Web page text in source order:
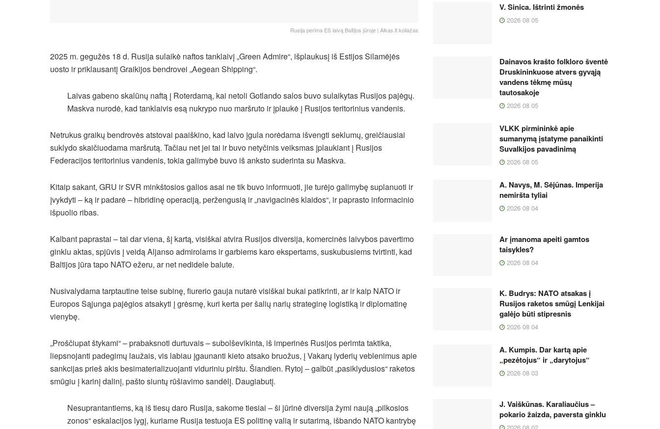
Rusija perima ES laivą Baltijos jūroje | Alkas.lt koliažas
2025 m. gegužės 18 d. Rusija sulaikė naftos tanklaivį „Green Admire“, išplaukusį iš Estijos Silamėjės
uosto ir priklausantį Graikijos bendrovei „Aegean Shipping“.
Laivas gabeno skalūnų naftą į Roterdamą, kai netoli Gotlando salos buvo sulaikytas Rusijos pajėgų.
Maskva nurodė, kad tanklaivis esą nukrypo nuo maršruto ir įplaukė į Rusijos teritorinius vandenis.
Netrukus graikų bendrovės atstovai paaiškino, kad laivo įgula norėdama išvengti seklumų, greičiausiai
suklydo skaičiuodama maršrutą. Tačiau net jei tai ir buvo netyčinis veiksmas įplaukiant į Rusijos
Federacijos teritorinius vandenis, tokia galimybė buvo iš anksto suderinta su Maskva.
Kitaip sakant, GRU ir SVR minkštosios galios asai ne tik buvo informuoti, jie turėjo galimybę suplanuoti ir
įvykdyti – ką ir padarė – hibridinę operaciją, peržengusią ir „navigacinės klaidos“, ir paprasto informacinio
išpuolio ribas.
Kalbant paprastai – tai dar viena, šį kartą, visiškai atvira Rusijos diversija, komercinės laivybos pavertimo
ginklu aktas, spjūvis į veidą Aljanso admirolams ir garbiems karo ekspertams, suskubusiems tvirtinti, kad
Baltijos jūra tapo NATO ežeru, ar net nedidele balute.
Nusivalydama tarptautine teise subinę, fiurerio gauja nutarė visiškai bukai patikrinti, ar ir kaip NATO ir
Europos Sąjunga pajėgios atsakyti į grėsmę, kuri kerta per šalių narių strateginę logistiką ir diplomatinę
vienybę.
„Proščiupat štykami“ – prabaksnoti durtuvais – subolševikinta, iš imperinės Rusijos perimta taktika,
liepsnojanti padegimų laužais, vis labiau įgaunanti kieto atsako bruožus, į Vakarų lyderių veblenimus apie
sankcijas prieš akis besimaterializuojanti viduriniu pirštu. Šiandien. Rytoj – galbūt „pasiklydusios“ raketos
smūgiu į karinį dalinį, pašto siuntų rūšiavimo sandėlį. Daugiabutį.
Nesuprantantiems, ką iš tiesų daro Rusija, sakome tiesiai – ši jūrinė diversija žymi naują „pilkosios
zonos“ eskalacijos lygį, kuriame Rusija testuoja ES politinę valią ir sutarimą, išbando NATO kantrybę
V. Sinica. Ištrinti žmonės
2026 08 05
Dainavos krašto folkloro šventė
Druskininkuose atvers gyvąją
vandens tėkmę mūsų
tautosakoje
2026 08 05
VLKK pirmininkė apie
sumanymą įstatyme panaikinti
Suvalkijos pavadinimą
2026 08 05
A. Navys, M. Sėjūnas. Imperija
nemiršta tyliai
2026 08 04
Ar įmanoma apeiti gamtos
taisykles?
2026 08 04
K. Budrys: NATO atsakas į
Rusijos raketos smūgį Lenkijai
galėjo būti stipresnis
2026 08 04
A. Kumpis. Dar kartą apie
„pezėtojus“ ir „darytojus“
2026 08 03
J. Vaiškūnas. Karaliaučius –
pokario žaizda, paversta ginklu